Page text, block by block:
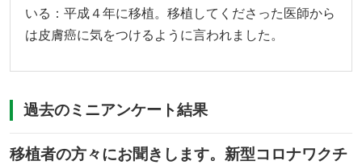
いる：平成４年に移植。移植してくださった医師から
は皮膚癌に気をつけるように言われました。
過去のミニアンケート結果
移植者の方々にお聞きします。新型コロナワクチ